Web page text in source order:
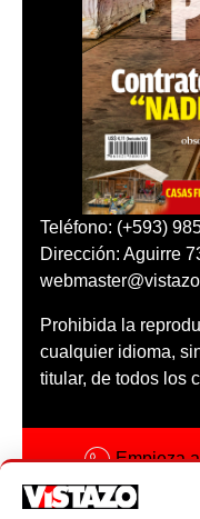
Teléfono: (+593)
Dirección: Aguirre
Prohibida la
cualquier idioma,
titular, de todos los
Empieza